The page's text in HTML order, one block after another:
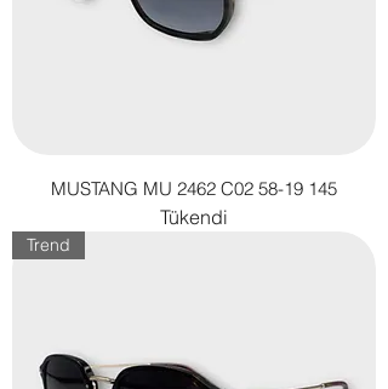
MUSTANG MU 2462 C02 58-19 145
Tükendi
Trend